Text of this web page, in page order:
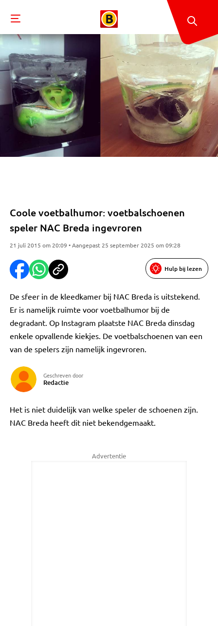
Coole voetbalhumor: voetbalschoenen
speler NAC Breda ingevroren
21 juli 2015 om 20:09 • Aangepast 25 september 2025 om 09:28
Hulp bij lezen
De sfeer in de kleedkamer bij NAC Breda is uitstekend.
Er is namelijk ruimte voor voetbalhumor bij de
degradant. Op Instagram plaatste NAC Breda dinsdag
enkele opvallende kiekjes. De voetbalschoenen van een
van de spelers zijn namelijk ingevroren.
Geschreven door
Redactie
Het is niet duidelijk van welke speler de schoenen zijn.
NAC Breda heeft dit niet bekendgemaakt.
Advertentie